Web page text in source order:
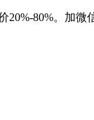
20%-80%。加微